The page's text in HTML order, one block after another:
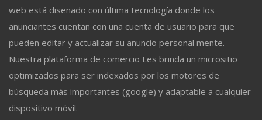
web está diseñado con última tecnología donde los
anunciantes cuentan con una cuenta de usuario para que
pueden editar y actualizar su anuncio personal mente.
Nuestra plataforma de comercio Les brinda un micrositio
optimizados para ser indexados por los motores de
búsqueda más importantes (google) y adaptable a cualquier
dispositivo móvil.